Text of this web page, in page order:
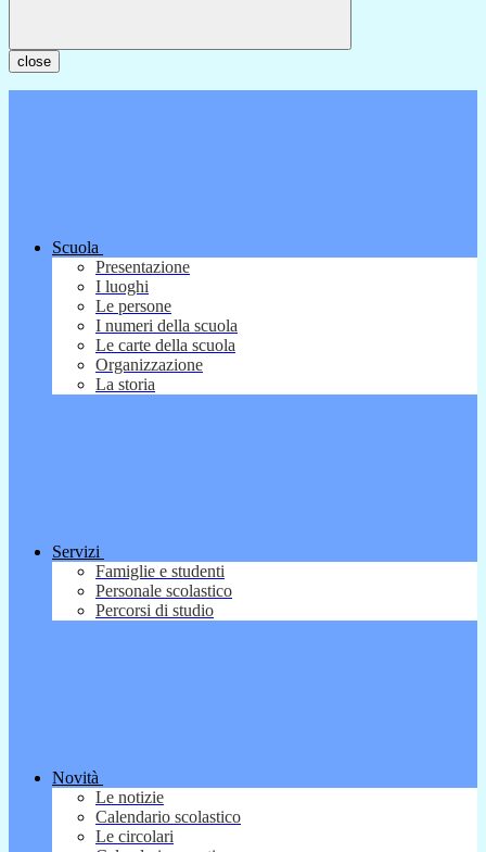
close
Scuola
Presentazione
I luoghi
Le persone
I numeri della scuola
Le carte della scuola
Organizzazione
La storia
Servizi
Famiglie e studenti
Personale scolastico
Percorsi di studio
Novità
Le notizie
Calendario scolastico
Le circolari